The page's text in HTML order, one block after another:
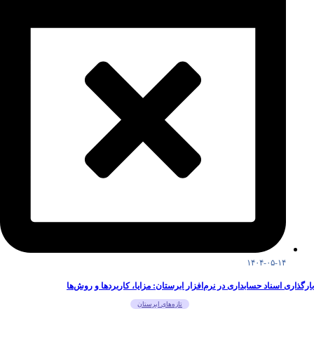
۱۴۰۴-۰۵-۱۴
بارگذاری اسناد حسابداری در نرم‌افزار ابرستان: مزایا، کاربردها و روش‌ها
تازه‌های ابرستان